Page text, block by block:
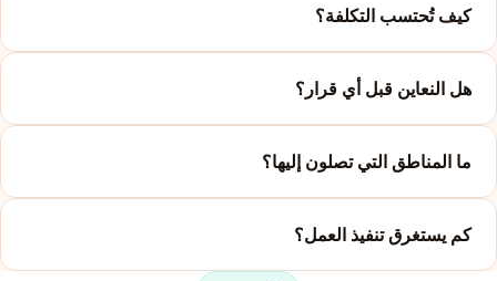
كيف تُحتسب التكلفة؟
هل النعاين قبل أي قرار؟
ما المناطق التي تصلون إليها؟
كم يستغرق تنفيذ العمل؟